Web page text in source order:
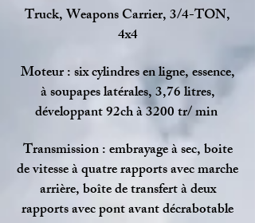
Truck, Weapons Carrier, 3/4-TON,
4x4
Moteur : six cylindres en ligne, essence,
à soupapes latérales, 3,76 litres,
développant 92ch à 3200 tr/ min
Transmission : embrayage à sec, boite
de vitesse à quatre rapports avec marche
arrière, boîte de transfert à deux
rapports avec pont avant décrabotable